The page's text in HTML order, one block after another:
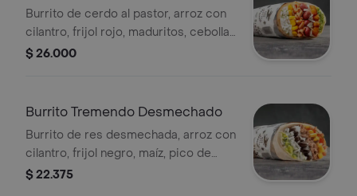
Burrito de cerdo al pastor, arroz con
cilantro, frijol rojo, maduritos, cebolla
fresca, guacamole y maíz. picante
$ 26.000
Burrito Tremendo Desmechado
Burrito de res desmechada, arroz con
cilantro, frijol negro, maíz, pico de
gallo, sour cream y guacamole. sin
$ 22.375